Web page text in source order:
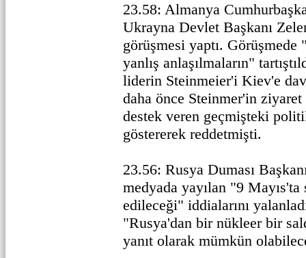
23.58: Almanya
Ukrayna Devlet Başkanı
görüşmesi yaptı. Görüşmede
yanlış anlaşılmaların"
liderin Steinmeier'i Kiev'e
daha önce Steinmer'in
destek veren geçmişteki
göstererek reddetmişti.
23.56: Rusya Duması
medyada yayılan "9
edileceği" iddialarını
"Rusya'dan bir nükleer bir
yanıt olarak mümkün